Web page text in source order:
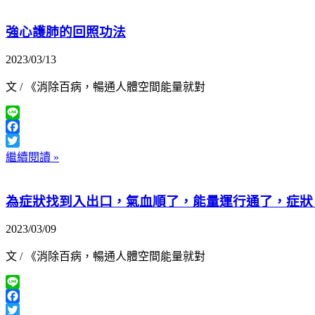
強心護肺的回照功法
2023/03/13
文 / 《消除百病，暢通人體空間能量就對
Line
Facebook
Twitter
繼續閱讀 »
為症狀找到入出口，氣血順了，能量運行通了，症
2023/03/09
文 / 《消除百病，暢通人體空間能量就對
Line
Facebook